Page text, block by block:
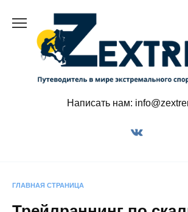
содержанию
Написать нам:
ГЛАВНАЯ СТРАНИЦА